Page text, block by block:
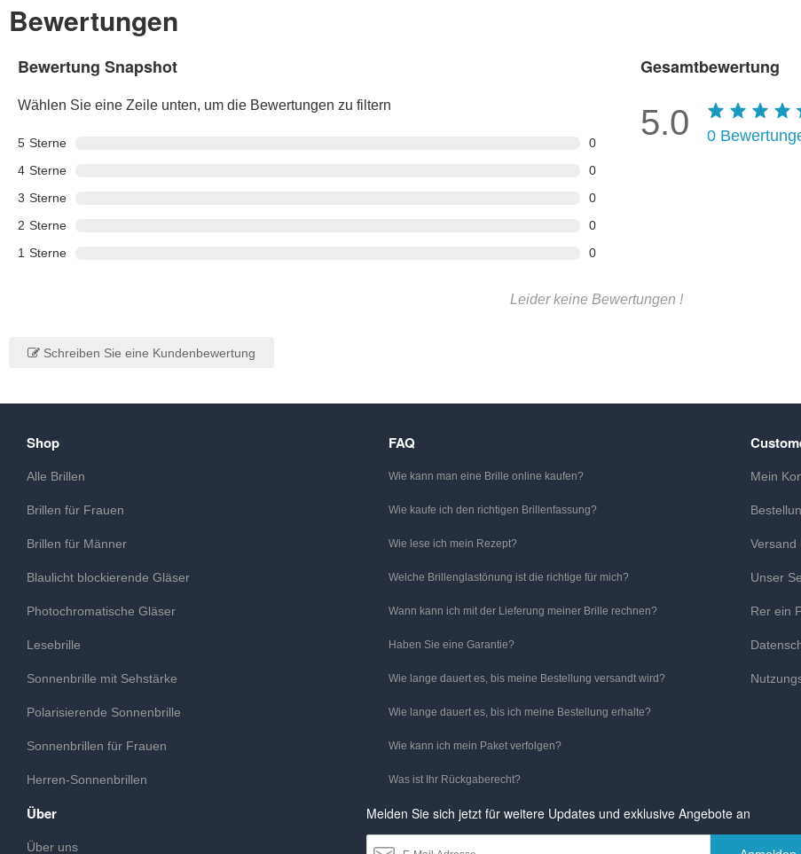
Bewertungen
Bewertung Snapshot
Wählen Sie eine Zeile unten, um die Bewertungen zu filtern
5 Sterne
0
4 Sterne
0
3 Sterne
0
2 Sterne
0
1 Sterne 0
Gesamtbewertung
5.0 0
Leider keine Bewertungen !
Schreiben Sie eine Kundenbewertung
Shop
Alle Brillen
Brillen für Frauen
Brillen für Männer
Blaulicht blockierende Gläser
Photochromatische Gläser
Lesebrille
Sonnenbrille mit Sehstärke
Polarisierende Sonnenbrille
Sonnenbrillen für Frauen
Herren-Sonnenbrillen
FAQ
Wie kann man eine Brille online kaufen?
Wie kaufe ich den richtigen Brillenfassung?
Wie lese ich mein Rezept?
Welche Brillenglastönung ist die richtige für mich?
Wann kann ich mit der Lieferung meiner Brille rechnen?
Haben Sie eine Garantie?
Wie lange dauert es, bis meine Bestellung versandt wird?
Wie lange dauert es, bis ich meine Bestellung erhalte?
Wie kann ich mein Paket verfolgen?
Was ist Ihr Rückgaberecht?
Mein
Versand
Unser
Rer ein
Über
Über uns
Melden Sie sich jetzt für weitere Updates und exklusive Angebote an